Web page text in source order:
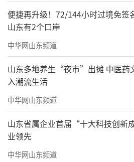
便捷再升级！72/144小时过境免签
山东有2个口岸
中华网山东频道
山东多地养生“夜市”出摊 中医药
入潮流生活
中华网山东频道
山东省属企业首届“十大科技创
业领先
中华网山东频道